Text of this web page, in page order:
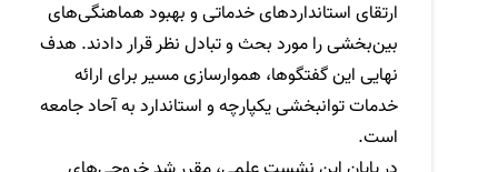
ارتقای استانداردهای خدماتی و بهبود هماهنگی‌های
بین‌بخشی را مورد بحث و تبادل نظر قرار دادند. هدف
نهایی این گفتگوها، هموارسازی مسیر برای ارائه
خدمات توانبخشی یکپارچه و استاندارد به آحاد جامعه
است.